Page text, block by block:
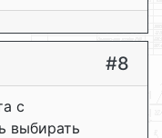
#8
с
выбирать